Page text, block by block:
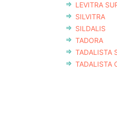
LEVITRA
SILVITRA
SILDALIS
TADORA
TADALISTA
TADALISTA